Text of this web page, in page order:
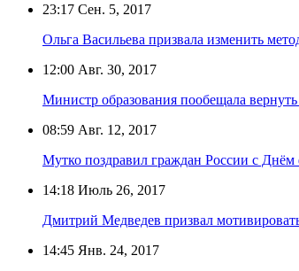
23:17 Сен. 5, 2017
Ольга Васильева призвала изменить
12:00 Авг. 30, 2017
Министр образования пообещала
08:59 Авг. 12, 2017
Мутко поздравил граждан России с Днём
14:18 Июль 26, 2017
Дмитрий Медведев призвал
14:45 Янв. 24, 2017